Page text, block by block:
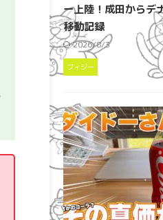
ー上陸！成田からデ
移動記録
2026/8/3
フィジー